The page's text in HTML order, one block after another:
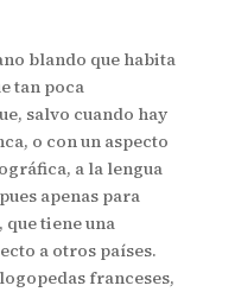
blando que habita
tan poca
salvo cuando hay
o con un aspecto
a la lengua
apenas para
que tiene una
a otros países.
franceses,